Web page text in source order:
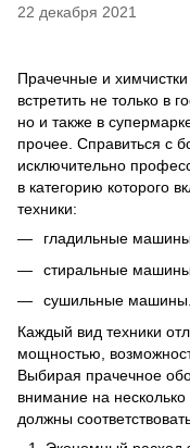
22 декабря 2021
Прачечные и
встретить не только в
но и также в
прочее. Справиться с
исключительно
в категорию которого
техники:
гладильные
стиральные
сушильные машины.
Каждый вид техники
мощностью,
Выбирая прачечное
внимание на
должны